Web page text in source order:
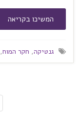
המשיכו בקריאה
גנטיקה, חקר המוח,